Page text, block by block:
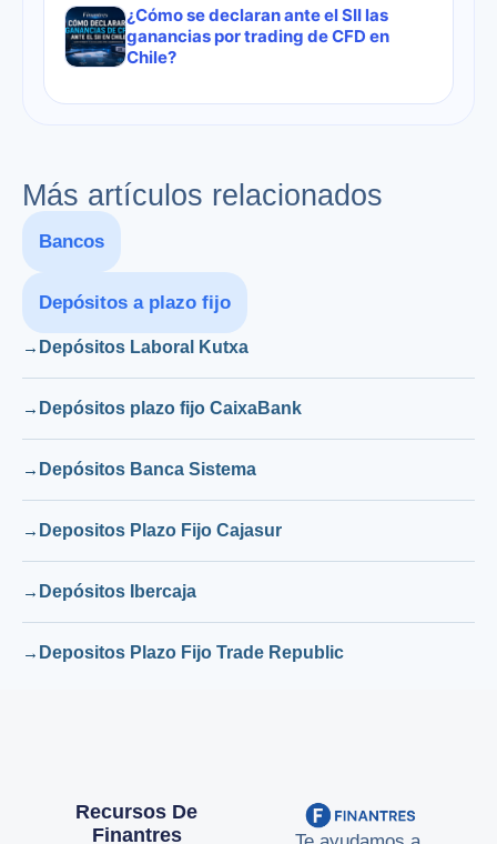
¿Cómo se declaran ante el SII las
ganancias por trading de CFD en
Chile?
Más artículos relacionados
Bancos
Depósitos a plazo fijo
Depósitos Laboral Kutxa
Depósitos plazo fijo CaixaBank
Depósitos Banca Sistema
Depositos Plazo Fijo Cajasur
Depósitos Ibercaja
Depositos Plazo Fijo Trade Republic
Recursos De
Finantres